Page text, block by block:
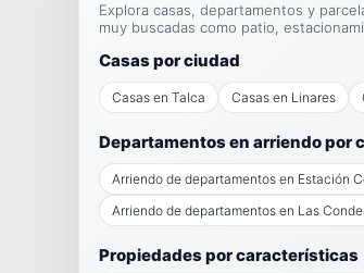
Explora casas, departamentos y
muy buscadas como patio,
Casas por ciudad
Casas en Talca Casas en Linares
Departamentos en arriendo por
Arriendo de departamentos en Estación
Arriendo de departamentos en Las
Propiedades por características